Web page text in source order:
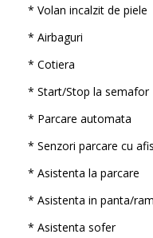
* Volan incalzit de piele
* Airbaguri
* Cotiera
* Start/Stop la semafor
* Parcare automata
* Senzori parcare cu
* Asistenta la parcare
* Asistenta in panta/
* Asistenta sofer